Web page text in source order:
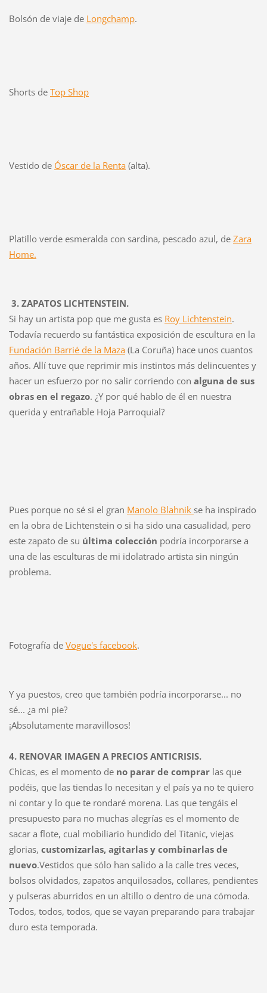
Bolsón de viaje de Longchamp.
Shorts de Top Shop
Vestido de Óscar de la Renta(alta).
Platillo verde esmeralda con sardina, pescado azul, de Zara
Home.
3. ZAPATOS LICHTENSTEIN.
Si hay un artista pop que me gusta es Roy Lichtenstein.
Todavía recuerdo su fantástica exposición de escultura en la
Fundación Barrié de la Maza(La Coruña) hace unos cuantos
años. Allí tuve que reprimir mis instintos más delincuentes y
hacer un esfuerzo por no salir corriendo con alguna de sus
obras en el regazo. ¿Y por qué hablo de él en nuestra
querida y entrañable Hoja Parroquial?
Pues porque no sé si el gran Manolo Blahnik se ha inspirado
en la obra de Lichtenstein o si ha sido una casualidad, pero
este zapato de su última colección podría incorporarse a
una de las esculturas de mi idolatrado artista sin ningún
problema.
Fotografía de Vogue's facebook.
Y ya puestos, creo que también podría incorporarse... no
sé... ¿a mi pie?
¡Absolutamente maravillosos!
4. RENOVAR IMAGEN A PRECIOS ANTICRISIS.
Chicas, es el momento de no parar de comprarlas que
podéis, que las tiendas lo necesitan y el país ya no te quiero
ni contar y lo que te rondaré morena. Las que tengáis el
presupuesto para no muchas alegrías es el momento de
sacar a flote, cual mobiliario hundido del Titanic, viejas
glorias, customizarlas, agitarlas y combinarlas de
nuevo.Vestidos que sólo han salido a la calle tres veces,
bolsos olvidados, zapatos anquilosados, collares, pendientes
y pulseras aburridos en un altillo o dentro de una cómoda.
Todos, todos, todos, que se vayan preparando para trabajar
duro esta temporada.